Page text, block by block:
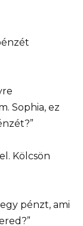
Sophia, ez
Kölcsön
pénzt, ami